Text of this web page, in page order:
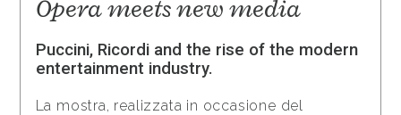
Opera meets new media
Puccini, Ricordi and the rise of the modern
entertainment industry.
La mostra, realizzata in occasione del